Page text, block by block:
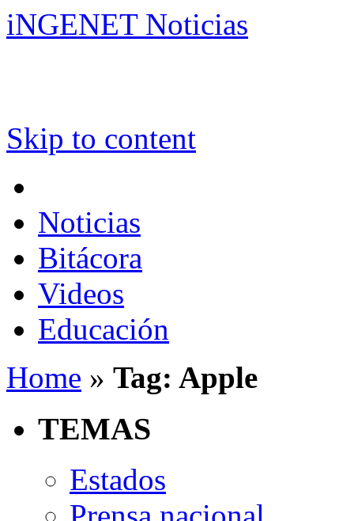
iNGENET Noticias
Skip to content
Noticias
Bitácora
Videos
Educación
Home » Tag: Apple
TEMAS
Estados